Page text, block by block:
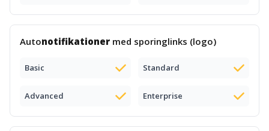
Autonotifikationer med sporinglinks (logo)
Basic Standard
Advanced Enterprise